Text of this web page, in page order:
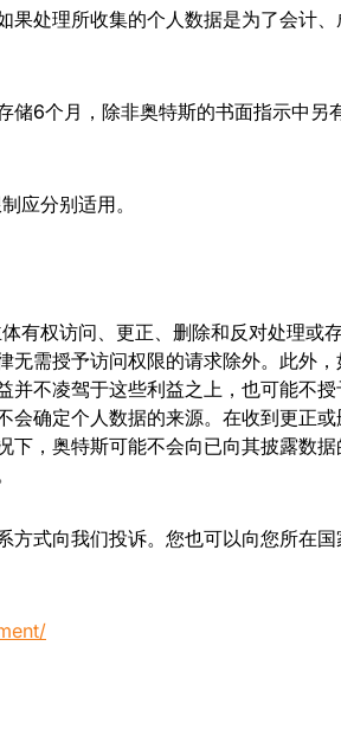
处理所收集的个人数据是为了会计
6个月，除非奥特斯的书面指示中另
应分别适用。
有权访问、更正、删除和反对处理或
需授予访问权限的请求除外。此外
不凌驾于这些利益之上，也可能不
确定个人数据的来源。在收到更正
，奥特斯可能不会向已向其披露数
式向我们投诉。您也可以向您所在